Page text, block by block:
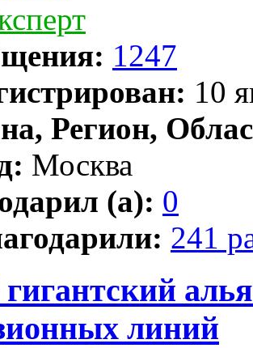
1247
10
Регион,
Москва
(а): 0
241
линий